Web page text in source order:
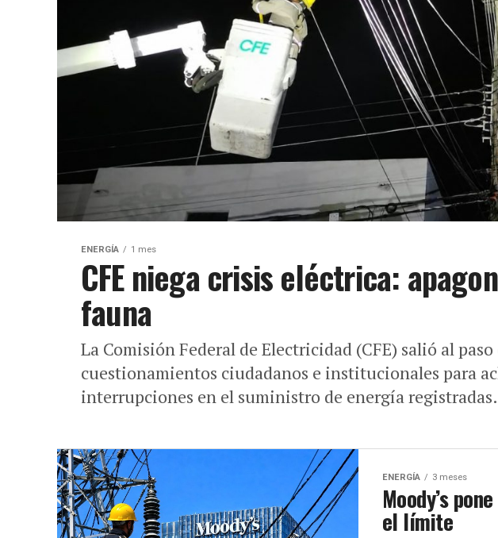
ENERGÍA 1 mes
CFE niega crisis eléctrica:
fauna
La Comisión Federal de Electricidad (CFE) salió al paso
cuestionamientos ciudadanos e institucionales para
interrupciones en el suministro de energía
ENERGÍA 3 meses
Moody’s
el límite